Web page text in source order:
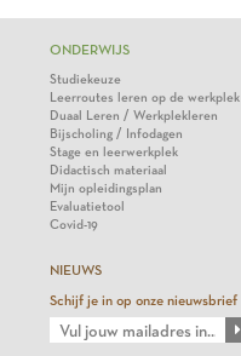
ONDERWIJS
Studiekeuze
Leerroutes leren op de werkplek
Duaal Leren / Werkplekleren
Bijscholing / Infodagen
Stage en leerwerkplek
Didactisch materiaal
Mijn opleidingsplan
Evaluatietool
Covid-19
NIEUWS
Schijf je in op onze nieuwsbrief